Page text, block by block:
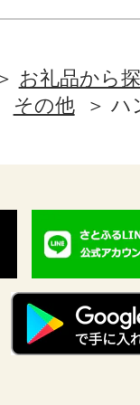
お礼品から
その他 ハ